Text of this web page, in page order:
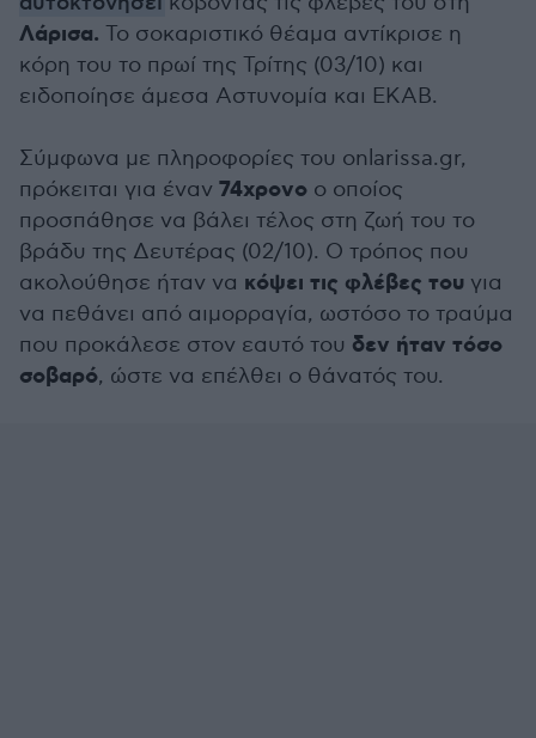
Λάρισα. Το σοκαριστικό θέαμα αντίκρισε η
κόρη του το πρωί της Τρίτης (03/10) και
ειδοποίησε άμεσα Αστυνομία και ΕΚΑΒ.
Σύμφωνα με πληροφορίες του onlarissa.gr,
πρόκειται για έναν 74χρονο ο οποίος
προσπάθησε να βάλει τέλος στη ζωή του το
βράδυ της Δευτέρας (02/10). Ο τρόπος που
ακολούθησε ήταν να κόψει τις φλέβες του για
να πεθάνει από αιμορραγία, ωστόσο το τραύμα
που προκάλεσε στον εαυτό του δεν ήταν τόσο
σοβαρό, ώστε να επέλθει ο θάνατός του.